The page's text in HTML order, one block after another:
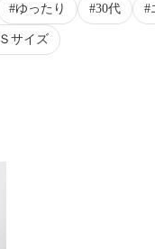
ゆったり 30代
Ｓサイズ